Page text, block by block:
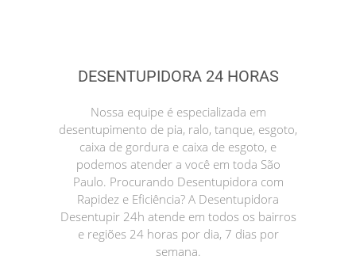
DESENTUPIDORA 24 HORAS
Nossa equipe é especializada em
desentupimento de pia, ralo, tanque, esgoto,
caixa de gordura e caixa de esgoto, e
podemos atender a você em toda São
Paulo. Procurando Desentupidora com
Rapidez e Eficiência? A Desentupidora
Desentupir 24h atende em todos os bairros
e regiões 24 horas por dia, 7 dias por
semana.